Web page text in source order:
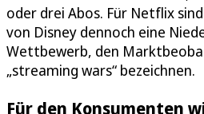
oder drei Abos. Für Netflix
von Disney dennoch eine
Wettbewerb, den
„streaming wars“ bezeichnen.
Für den Konsumenten